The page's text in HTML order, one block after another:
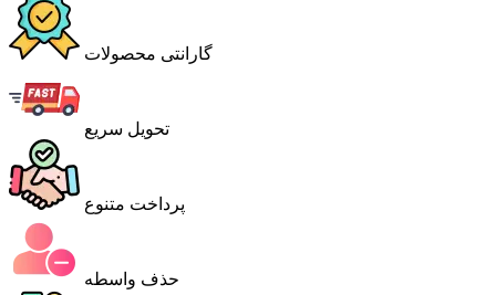
گارانتی محصولات
تحویل سریع
پرداخت متنوع
حذف واسطه